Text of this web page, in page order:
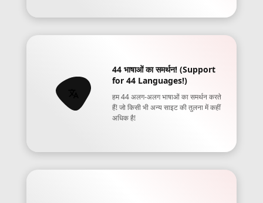
44 भाषाओं का समर्थन! (Support
for 44 Languages!)
हम 44 अलग-अलग भाषाओं का समर्थन करते
हैं! जो किसी भी अन्य साइट की तुलना में कहीं
अधिक है!